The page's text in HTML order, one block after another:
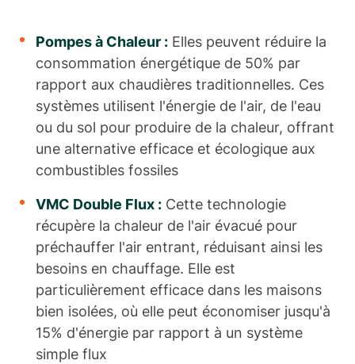
Pompes à Chaleur : Elles peuvent réduire la
consommation énergétique de 50% par
rapport aux chaudières traditionnelles. Ces
systèmes utilisent l'énergie de l'air, de l'eau
ou du sol pour produire de la chaleur, offrant
une alternative efficace et écologique aux
combustibles fossiles
VMC Double Flux : Cette technologie
récupère la chaleur de l'air évacué pour
préchauffer l'air entrant, réduisant ainsi les
besoins en chauffage. Elle est
particulièrement efficace dans les maisons
bien isolées, où elle peut économiser jusqu'à
15% d'énergie par rapport à un système
simple flux